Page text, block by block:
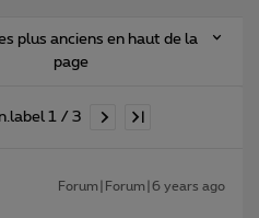
plus anciens en haut de la
page
1 / 3
Forum|Forum|6 years ago